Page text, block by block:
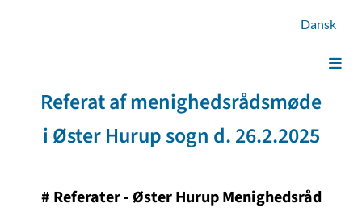
Dansk
Referat af menighedsrådsmøde
i Øster Hurup sogn d. 26.2.2025
# Referater - Øster Hurup Menighedsråd